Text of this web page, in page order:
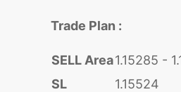
Trade Plan :
SELL Area1.15285 -
SL
1.15524